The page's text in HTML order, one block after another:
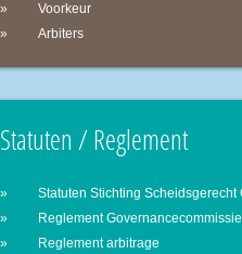
Voorkeur
Arbiters
Statuten / Reglement
Reglement Governancecommissie
Reglement arbitrage